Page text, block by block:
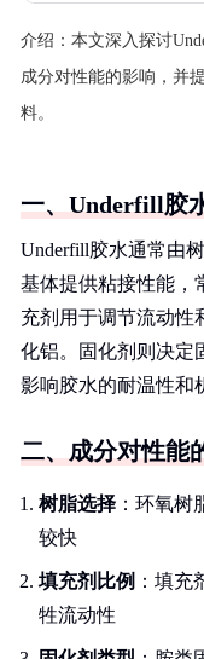
介绍： 本文深入探讨
成分对性能的影响，并
料。
一、Underfill胶
Underfill胶水通常由
基体提供粘接性能，
充剂用于调节流动性
化铝。固化剂则决定
影响胶水的耐温性和
二、成分对性能
树脂选择 ：环氧
较快
填充剂比例 ：填
牲流动性